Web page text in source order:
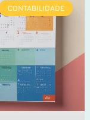
CONTABILIDADE